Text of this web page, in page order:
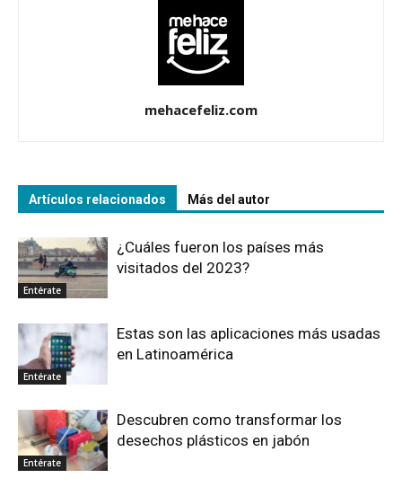
mehacefeliz.com
Artículos relacionados Más del autor
Entérate
¿Cuáles fueron los países más
visitados del 2023?
Entérate
Estas son las aplicaciones más usadas
en Latinoamérica
Entérate
Descubren como transformar los
desechos plásticos en jabón